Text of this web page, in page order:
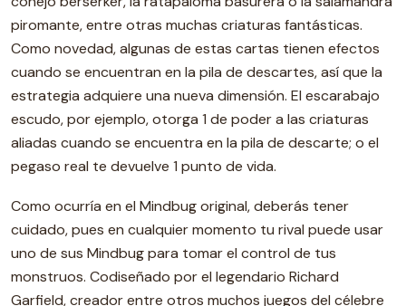
piromante, entre otras muchas criaturas fantásticas.
Como novedad, algunas de estas cartas tienen efectos
cuando se encuentran en la pila de descartes, así que la
estrategia adquiere una nueva dimensión. El escarabajo
escudo, por ejemplo, otorga 1 de poder a las criaturas
aliadas cuando se encuentra en la pila de descarte; o el
pegaso real te devuelve 1 punto de vida.
Como ocurría en el Mindbug original, deberás tener
cuidado, pues en cualquier momento tu rival puede usar
uno de sus Mindbug para tomar el control de tus
monstruos. Codiseñado por el legendario Richard
Garfield, creador entre otros muchos juegos del célebre